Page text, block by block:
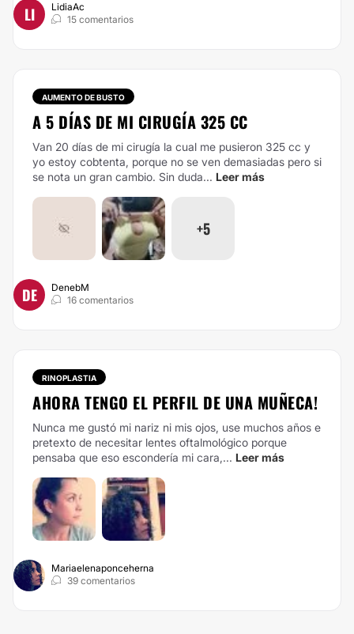
LI
LidiaAc
15 comentarios
AUMENTO DE BUSTO
A 5 DÍAS DE MI CIRUGÍA 325 CC
Van 20 días de mi cirugía la cual me pusieron 325 cc y
yo estoy cobtenta, porque no se ven demasiadas pero si
se nota un gran cambio. Sin duda... Leer más
+5
DE
DenebM
16 comentarios
RINOPLASTIA
AHORA TENGO EL PERFIL DE UNA MUÑECA!
Nunca me gustó mi nariz ni mis ojos, use muchos años e
pretexto de necesitar lentes oftalmológico porque
pensaba que eso escondería mi cara,... Leer más
Mariaelenaponceherna
39 comentarios